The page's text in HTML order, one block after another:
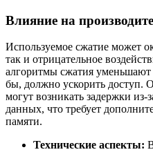
Влияние на
Используемое сжатие может
так и отрицательное
алгоритмы сжатия уменьшают
бы, должно ускорить доступ.
могут возникать задержки из-
данных, что требует
памяти.
Технические аспекты: